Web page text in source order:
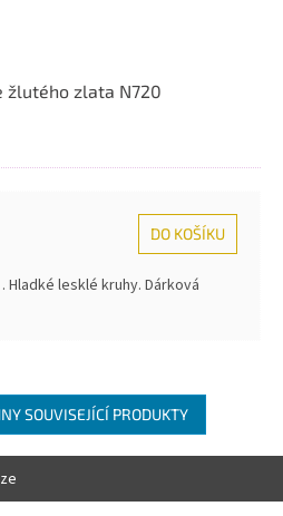
žlutého zlata N720
DO KOŠÍKU
Hladké lesklé kruhy. Dárková
SOUVISEJÍCÍ PRODUKTY